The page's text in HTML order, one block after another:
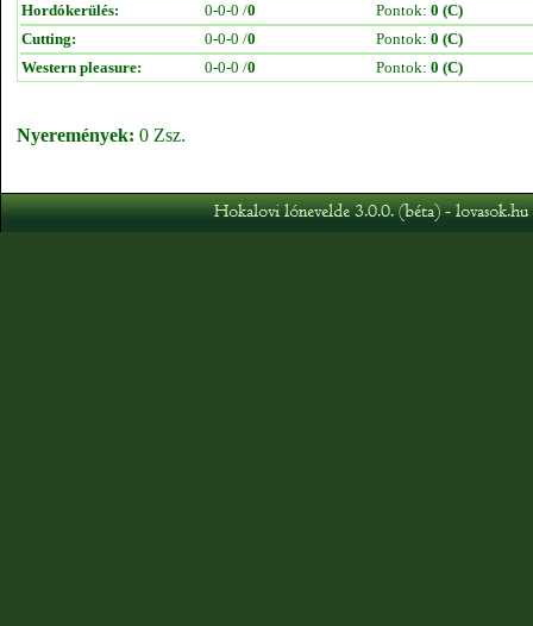
Hordókerülés:
0-0-0 /0 Pontok: 0 (C)
Cutting:
0-0-0 /0 Pontok: 0 (C)
Western pleasure:
0-0-0 /0 Pontok: 0 (C)
Nyeremények: 0 Zsz.